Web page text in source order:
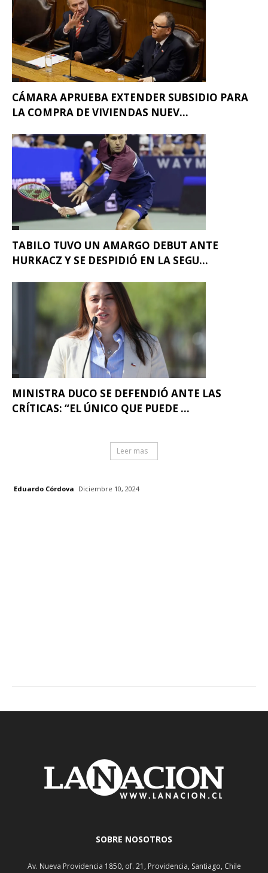
CÁMARA APRUEBA EXTENDER SUBSIDIO PARA
LA COMPRA DE VIVIENDAS NUEV...
TABILO TUVO UN AMARGO DEBUT ANTE
HURKACZ Y SE DESPIDIÓ EN LA SEGU...
MINISTRA DUCO SE DEFENDIÓ ANTE LAS
CRÍTICAS: “EL ÚNICO QUE PUEDE ...
Leer mas
Eduardo Córdova Diciembre 10, 2024
SOBRE NOSOTROS
Av. Nueva Providencia 1850, of. 21, Providencia, Santiago, Chile